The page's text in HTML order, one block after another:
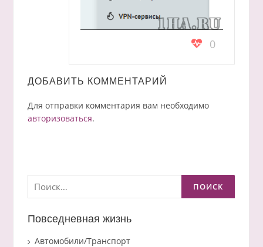
0
ДОБАВИТЬ КОММЕНТАРИЙ
Для отправки комментария вам необходимо
авторизоваться.
Найти:
Повседневная жизнь
Автомобили/Транспорт